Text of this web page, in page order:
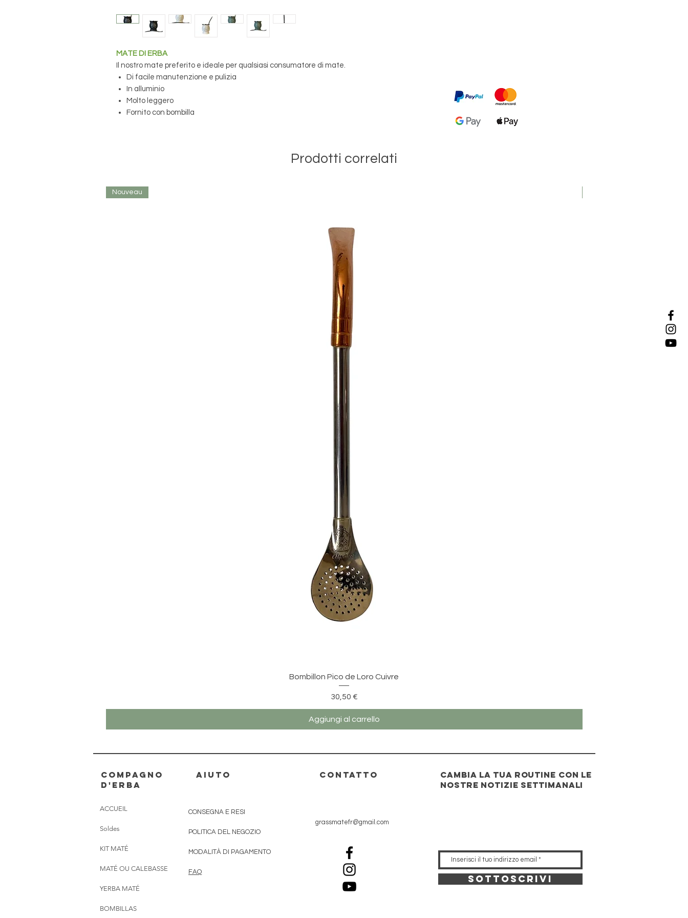
MATE DI ERBA
Il nostro mate preferito e ideale per qualsiasi consumatore di mate.
Di facile manutenzione e pulizia
In alluminio
Molto leggero
Fornito con bombilla
Prodotti correlati
Vista rapida
Nouveau
Bombillon Pico de Loro Cuivre
Prezzo
30,50 €
Aggiungi al carrello
Compagno
d'erba
ACCUEIL
Soldes
KIT MATÉ
MATÉ OU CALEBASSE
YERBA MATÉ
BOMBILLAS
AIUTO
CONSEGNA E RESI
POLITICA DEL NEGOZIO
MODALITÀ DI PAGAMENTO
FAQ
CONTATTO
grassmatefr@gmail.com
Cambia la tua routine con le
nostre notizie settimanali
sottoscrivi